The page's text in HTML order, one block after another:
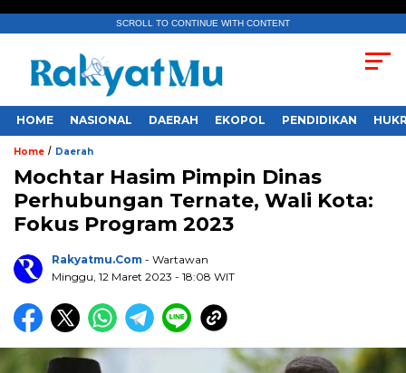
SCROLL TO CONTINUE WITH CONTENT
HOME NASIONAL DAERAH EKOPOL PENDIDIKAN
Home / Daerah
Mochtar Hasim Pimpin Dinas
Perhubungan Ternate, Wali Kota:
Fokus Program 2023
Rakyatmu.com - Wartawan
Minggu, 12 Maret 2023 - 18:08 WIT